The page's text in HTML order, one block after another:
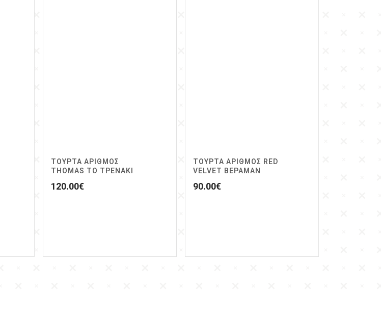
ΤΟΥΡΤΑ ΑΡΙΘΜΟΣ
THOMAS ΤΟ ΤΡΕΝΑΚΙ
120.00€
ΤΟΥΡΤΑ ΑΡΙΘΜΟΣ RED
VELVET ΒΕΡΑΜΑΝ
90.00€